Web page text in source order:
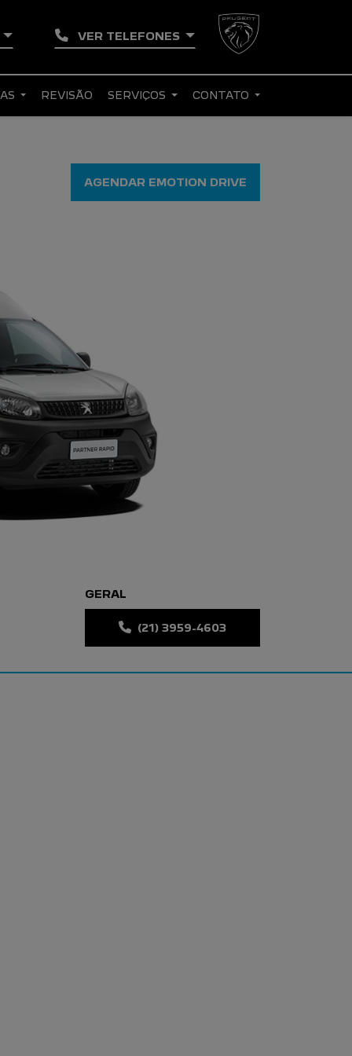
VER TELEFONES
REVISÃO SERVIÇOS CONTATO
AGENDAR EMOTION DRIVE
GERAL
(21) 3959-4603